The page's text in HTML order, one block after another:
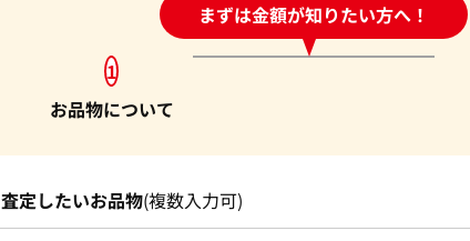
まずは金額が知りたい方へ！
24時間受付中!問い合わせフォーム
1
お品物について
査定したいお品物(複数入力可)